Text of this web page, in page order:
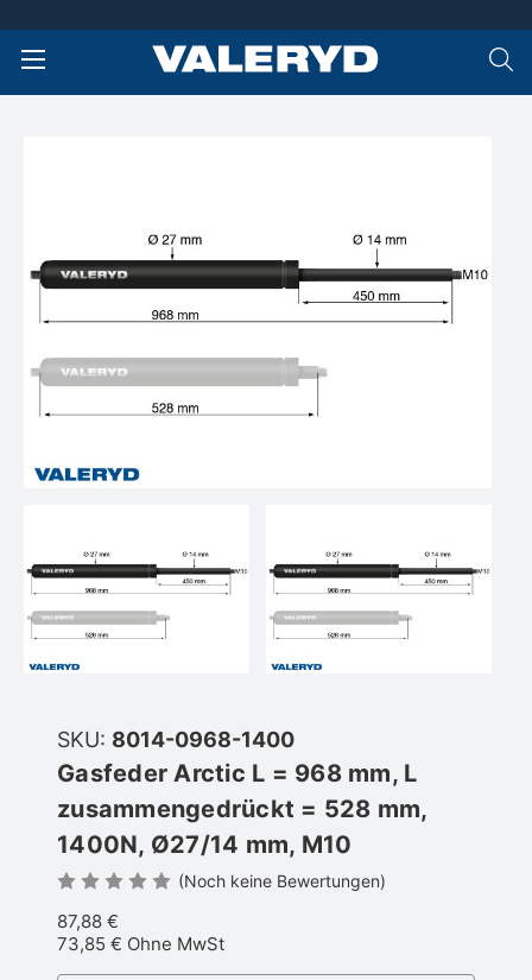
SKU: 8014-0968-1400
Gasfeder Arctic L = 968 mm, L
zusammengedrückt = 528 mm,
1400N, Ø27/14 mm, M10
(Noch keine Bewertungen)
87,88 €
73,85 € Ohne MwSt